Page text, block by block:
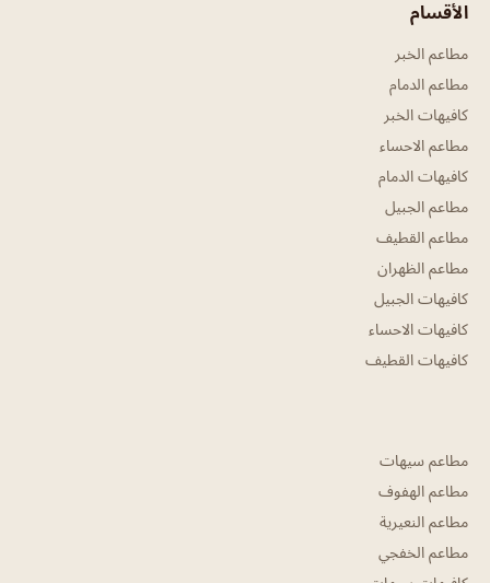
الأقسام
مطاعم الخبر
مطاعم الدمام
كافيهات الخبر
مطاعم الاحساء
كافيهات الدمام
مطاعم الجبيل
مطاعم القطيف
مطاعم الظهران
كافيهات الجبيل
كافيهات الاحساء
كافيهات القطيف
مطاعم سيهات
مطاعم الهفوف
مطاعم النعيرية
مطاعم الخفجي